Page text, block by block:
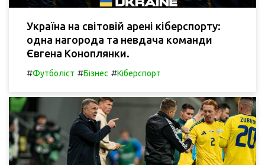
Україна на світовій арені кіберспорту:
одна нагорода та невдача команди
Євгена Коноплянки.
#Футболіст #Бізнес #Кіберспорт